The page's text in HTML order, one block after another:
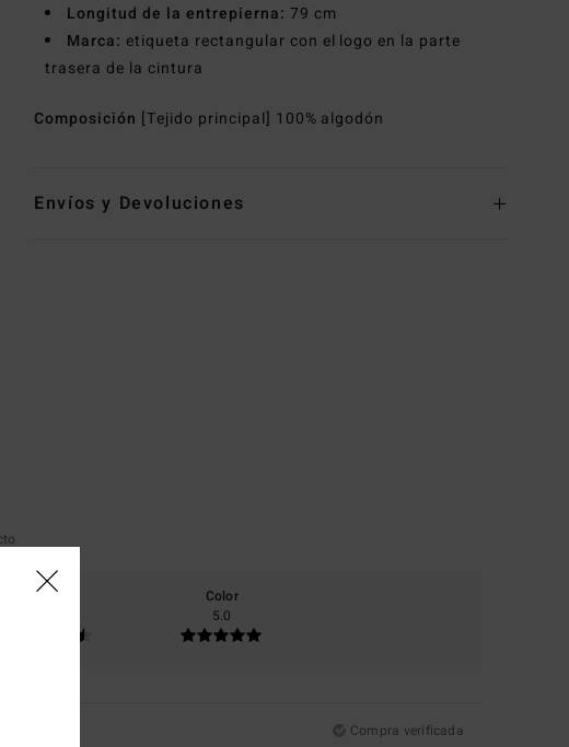
Longitud de la entrepierna: 79 cm
Marca: etiqueta rectangular con el logo en la parte
trasera de la cintura
Composición [Tejido principal] 100% algodón
Envíos y Devoluciones
Material
Color
5.0
Compra verificada